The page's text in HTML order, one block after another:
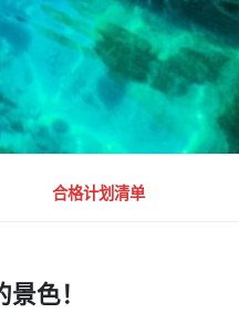
合格计划清单
色！